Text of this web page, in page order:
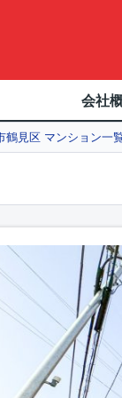
会社
鶴見区 マンション一